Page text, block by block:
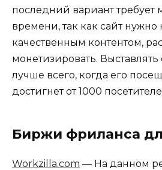
последний вариант требует
времени, так как сайт нужно
качественным контентом,
монетизировать.
лучше всего, когда его
достигнет от 1000
Биржи фриланса
Workzilla.com — На данном